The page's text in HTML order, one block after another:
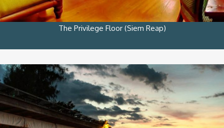
The Privilege Floor (Siem Reap)